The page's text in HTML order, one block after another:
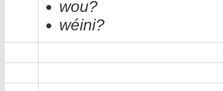
wou?
wéini?